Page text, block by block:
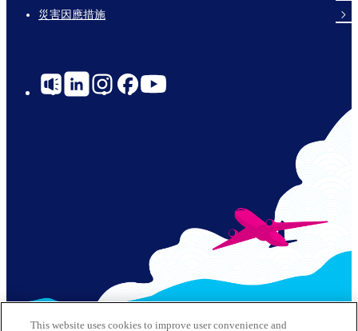
災害因應措施
Social
© 2026 Kansai Airports All Rights Reserved
This website uses cookies to improve user convenience and